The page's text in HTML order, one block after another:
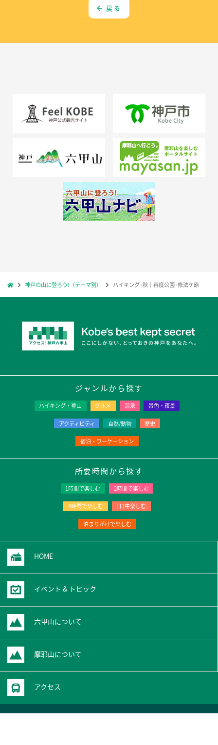
戻る
神戸の山に登ろう!（テーマ別） ハイキング･秋｜再度公園･修法ケ原
ジャンルから探す
ハイキング・登山 グルメ 温泉 景色・夜景
アクティビティ 自然/動物 歴史
宿泊・ワーケーション
所要時間から探す
1時間で楽しむ 2時間で楽しむ
4時間で楽しむ 1日中楽しむ
泊まりがけで楽しむ
HOME
イベント & トピック
六甲山について
摩耶山について
アクセス